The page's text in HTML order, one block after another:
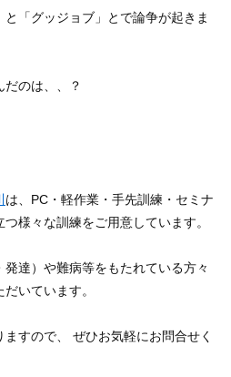
「グッジョブ」とで論争が起きま
のは、、？
は、PC・軽作業・手先訓練・セミナ
様々な訓練をご用意しています。
達）や難病等をもたれている方々
いています。
すので、 ぜひお気軽にお問合せく